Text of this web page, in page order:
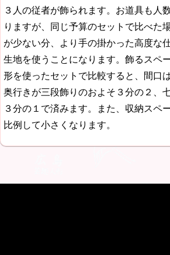
３人の従者が飾られます。お道具も人
りますが、同じ予算のセットで比べた
が少ない分、より手の掛かった高度な
生地を使うことになります。飾るスペ
形を使ったセットで比較すると、間口
奥行きが三段飾りのおよそ３分の２、
３分の１で済みます。また、収納スペ
比例して小さくなります。